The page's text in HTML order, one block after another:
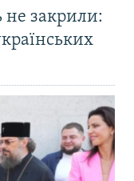
не закрили: